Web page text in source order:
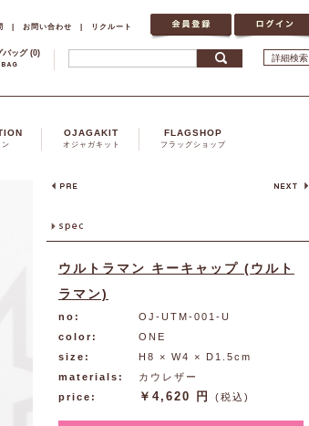
| お問い合わせ | リクルート
バッグ (0) 詳細検索
ン
OJAGAKIT
オジャガキット
FLAGSHOP
フラッグショップ
ウルトラマン キーキャップ (ウルト
ラマン)
no:
OJ-UTM-001-U
color:
ONE
size:
H8 × W4 × D1.5cm
materials:
カウレザー
price:
￥4,620 円 (税込)